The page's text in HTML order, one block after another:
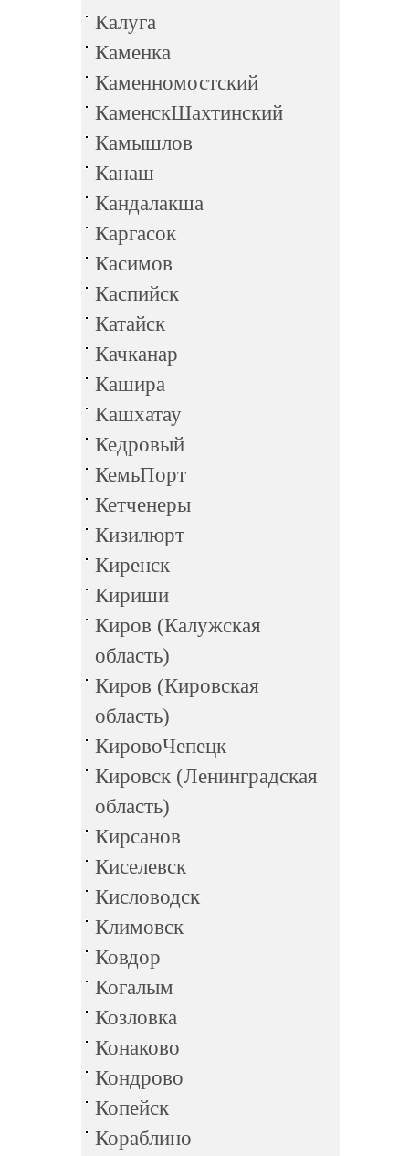
Калуга
Каменка
Каменномостский
КаменскШахтинский
Камышлов
Канаш
Кандалакша
Каргасок
Касимов
Каспийск
Катайск
Качканар
Кашира
Кашхатау
Кедровый
КемьПорт
Кетченеры
Кизилюрт
Киренск
Кириши
Киров (Калужская
область)
Киров (Кировская
область)
КировоЧепецк
Кировск (Ленинградская
область)
Кирсанов
Киселевск
Кисловодск
Климовск
Ковдор
Когалым
Козловка
Конаково
Кондрово
Копейск
Кораблино